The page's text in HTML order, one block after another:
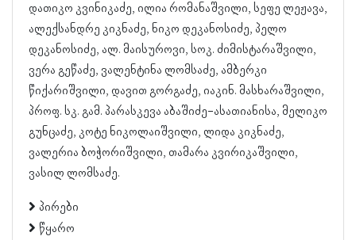
დათიკო კვინიკაძე, ილია რომანაშვილი, სეფე ლეჟავა,
ალექსანდრე კიკნაძე, ნიკო დეკანოსიძე, პელო
დეკანოსიძე, ალ. მაისუროვი, სოკ. ძიმისტარაშვილი,
ვერა გეწაძე, ვალენტინა ლომსაძე, ამბერკი
წიქარიშვილი, დავით გორგაძე, იაკინ. მასხარაშვილი,
პროფ. სკ. გამ. პარასკევა აბაშიძე-ასათიანისა, მელიკო
გუნცაძე, კოტე ნიკოლაიშვილი, ლიდა კიკნაძე,
ვალერია ბოჭორიშვილი, თამარა კვირიკაშვილი,
ვასილ ლომსაძე.
პირები
წყარო